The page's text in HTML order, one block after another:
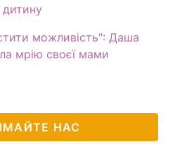
можливість": Даша
мрію своєї мами
НАС